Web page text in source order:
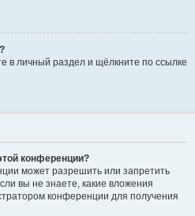
в личный раздел и щёлкните по ссылке
конференции?
может разрешить или запретить
вы не знаете, какие вложения
конференции для получения